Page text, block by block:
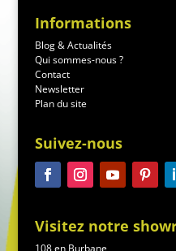
Informations
Blog & Actualités
Qui sommes-nous ?
Contact
Newsletter
Plan du site
Suivez-nous
Visitez notre
108 en Burbane